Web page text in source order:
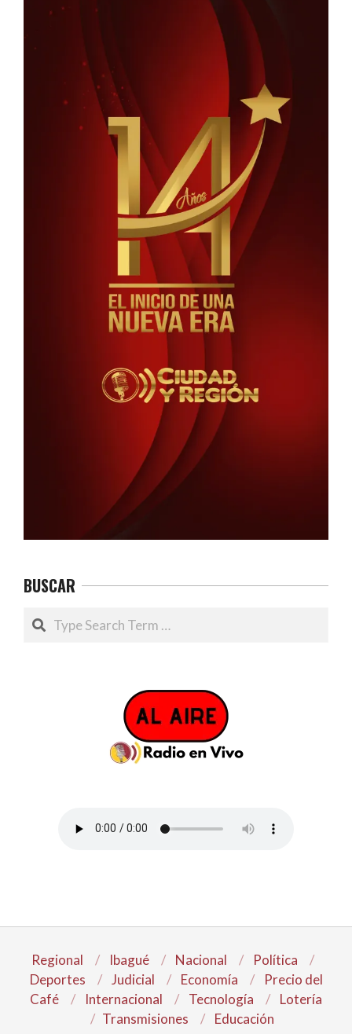
BUSCAR
Search
Regional Ibagué Nacional
Política
Deportes
Judicial Economía
Precio del
Café
Internacional Tecnología
Lotería
Transmisiones
Educación